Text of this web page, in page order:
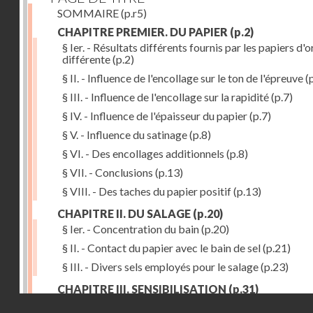
SOMMAIRE(p.r5)
CHAPITRE PREMIER. DU PAPIER (p.2)
§ Ier. - Résultats différents fournis par les papiers
différente(p.2)
§ II. - Influence de l'encollage sur le ton de l'épreuve
§ III. - Influence de l'encollage sur la rapidité(p.7)
§ IV. - Influence de l'épaisseur du papier(p.7)
§ V. - Influence du satinage(p.8)
§ VI. - Des encollages additionnels (p.8)
§ VII. - Conclusions (p.13)
§ VIII. - Des taches du papier positif(p.13)
CHAPITRE II. DU SALAGE (p.20)
§ Ier. - Concentration du bain(p.20)
§ II. - Contact du papier avec le bain de sel(p.21)
§ III. - Divers sels employés pour le salage(p.23)
CHAPITRE III. SENSIBILISATION (p.31)